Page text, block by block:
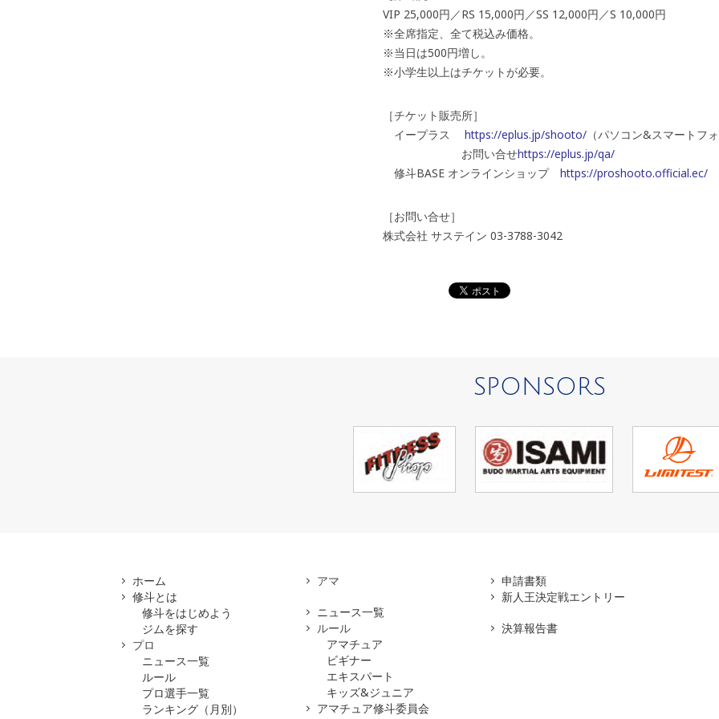
VIP 25,000円／RS 15,000円／SS 12,000円／S 10,000円
※全席指定、全て税込み価格。
※当日は500円増し。
※小学生以上はチケットが必要。
［チケット販売所］
イープラス https://eplus.jp/shooto/ （パソコン&スマートフ
お問い合せhttps://eplus.jp/qa/
修斗BASE オンラインショップ https://proshooto.official.ec/
［お問い合せ］
株式会社 サステイン 03-3788-3042
SPONSORS
ホーム
修斗とは
修斗をはじめよう
ジムを探す
プロ
ニュース一覧
ルール
プロ選手一覧
ランキング（月別）
アマ
ニュース一覧
ルール
アマチュア
ビギナー
エキスパート
キッズ&ジュニア
アマチュア修斗委員会
申請書類
新人王決定戦エントリー
決算報告書